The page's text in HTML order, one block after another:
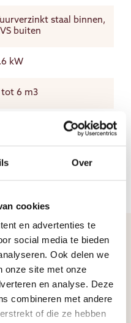
Over
cookies
en advertenties te
social media te bieden
Ook delen we
onze site met onze
en analyse. Deze
combineren met andere
of die ze hebben
staal binnen,
buiten
kW
tot 6 m3
x 21 x 45 cm (BxDxH)